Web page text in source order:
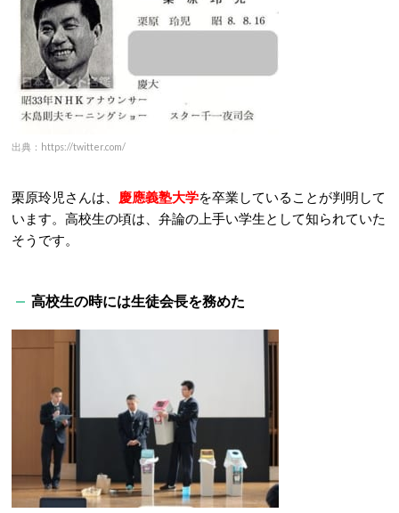
出典：https://twitter.com/
栗原玲児さんは、 慶應義塾大学を卒業していることが判明して
います。高校生の頃は、弁論の上手い学生として知られていた
そうです。
高校生の時には生徒会長を務めた